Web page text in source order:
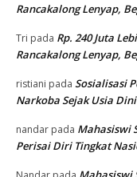
Rancakalong Lenyap,
Tri pada Rp. 240 Juta
Rancakalong Lenyap,
ristiani pada Sosialisasi
Narkoba Sejak Usia
nandar pada Mahasiswi
Perisai Diri Tingkat